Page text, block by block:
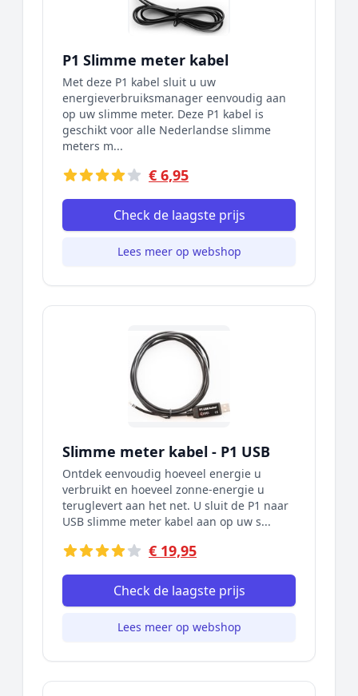
P1 Slimme meter kabel
Met deze P1 kabel sluit u uw
energieverbruiksmanager eenvoudig aan
op uw slimme meter. Deze P1 kabel is
geschikt voor alle Nederlandse slimme
meters m...
€ 6,95
Check de laagste prijs
Lees meer op webshop
Slimme meter kabel - P1 USB
Ontdek eenvoudig hoeveel energie u
verbruikt en hoeveel zonne-energie u
teruglevert aan het net. U sluit de P1 naar
USB slimme meter kabel aan op uw s...
€ 19,95
Check de laagste prijs
Lees meer op webshop